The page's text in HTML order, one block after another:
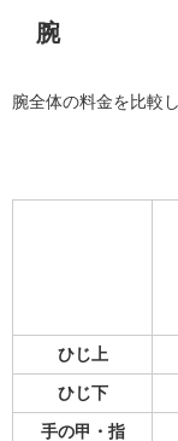
腕
腕全体の料金を比較し
ひじ上
ひじ下
手の甲・指